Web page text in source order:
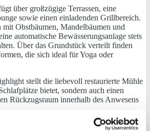
über großzügige Terrassen, eine
sowie einen einladenden Grillbereich.
mit Obstbäumen, Mandelbäumen und
automatische Bewässerungsanlage stets
Über das Grundstück verteilt finden
die sich ideal für Yoga oder
stellt die liebevoll restaurierte Mühle
bietet, sondern auch einen
Rückzugsraum innerhalb des Anwesens
umfasst unter anderem eine teilweise